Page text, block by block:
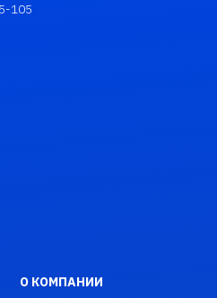
105
О КОМПАНИИ